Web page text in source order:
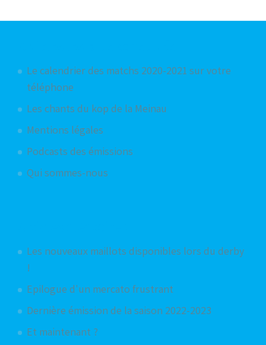
Le calendrier des matchs 2020-2021 sur votre
téléphone
Les chants du kop de la Meinau
Mentions légales
Podcasts des émissions
Qui sommes-nous
Les nouveaux maillots disponibles lors du derby
!
Epilogue d'un mercato frustrant
Dernière émission de la saison 2022-2023
Et maintenant ?